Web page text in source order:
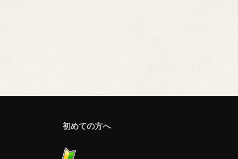
初めての方へ